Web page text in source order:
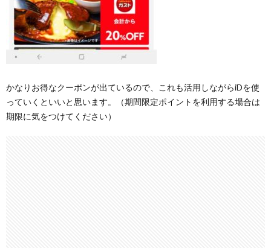
かなりお得なクーポンが出ているので、これも活用しながらiDを使
っていくといいと思います。（期間限定ポイントを利用する場合は
期限に気をつけてください）